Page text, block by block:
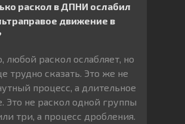
раскол в ДПНИ ослабил
движение в
любой раскол ослабляет, но
трудно сказать. Это же не
процесс, а длительное
Это не раскол одной группы
три, а процесс дробления.